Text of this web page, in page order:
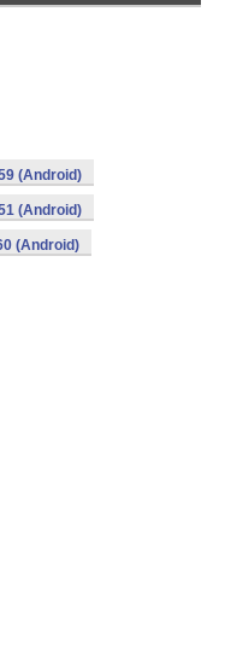
(Android)
(Android)
(Android)